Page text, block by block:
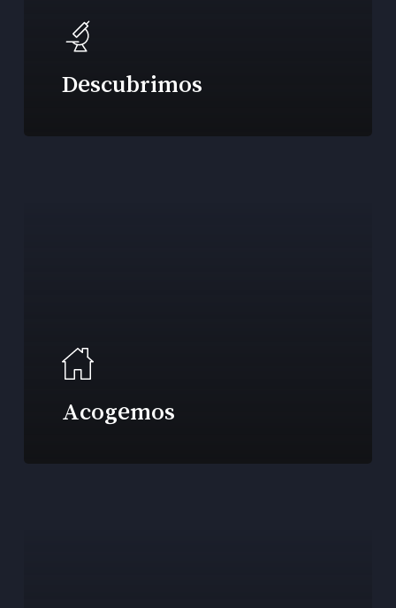
Descubrimos
Acogemos